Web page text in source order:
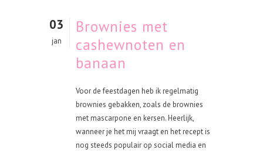
03
jan
Brownies met
cashewnoten en
banaan
Voor de feestdagen heb ik regelmatig
brownies gebakken, zoals de brownies
met mascarpone en kersen. Heerlijk,
wanneer je het mij vraagt en het recept is
nog steeds populair op social media en